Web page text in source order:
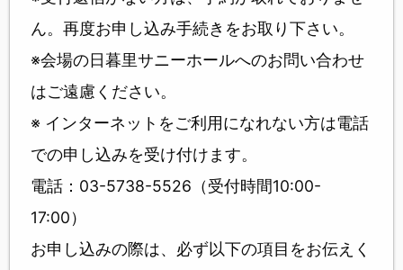
ん。再度お申し込み手続きをお取り下さい。
※会場の日暮里サニーホールへのお問い合わせ
はご遠慮ください。
※ インターネットをご利用になれない方は電話
での申し込みを受け付けます。
電話：03-5738-5526（受付時間10:00-
17:00）
お申し込みの際は、必ず以下の項目をお伝えく